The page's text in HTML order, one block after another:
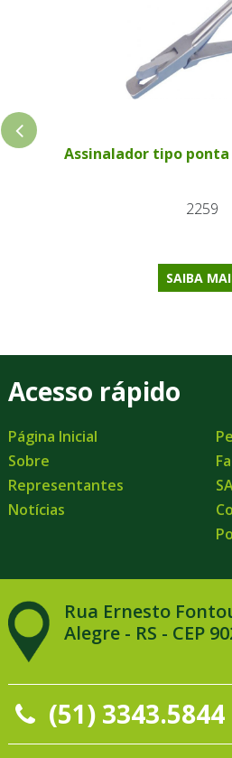
Assinalador tipo ponta
2259
SAIBA
Acesso rápido
Página Inicial
Sobre
Representantes
Notícias
Rua Ernesto
Alegre - RS - CEP
(51) 3343.5844